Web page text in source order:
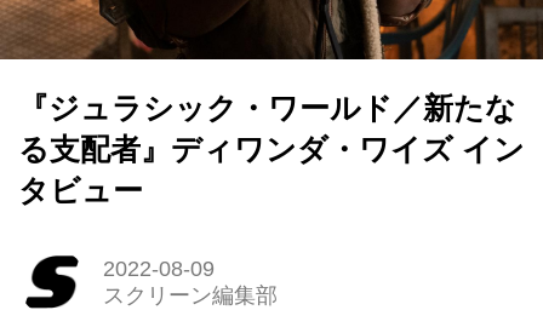
『ジュラシック・ワールド／新たな
る支配者』ディワンダ・ワイズ イン
タビュー
2022-08-09
スクリーン編集部